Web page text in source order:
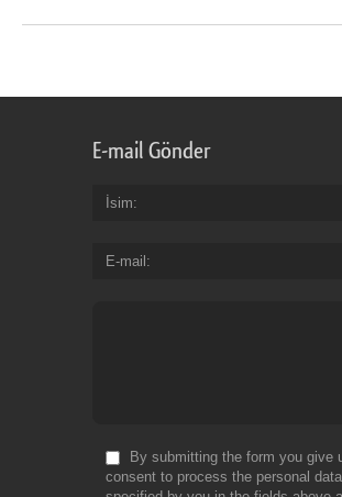
E-mail Gönder
İsim
E-mail
By submitting the form you give
consent to process the personal data